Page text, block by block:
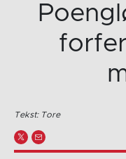
Tekst: Tore